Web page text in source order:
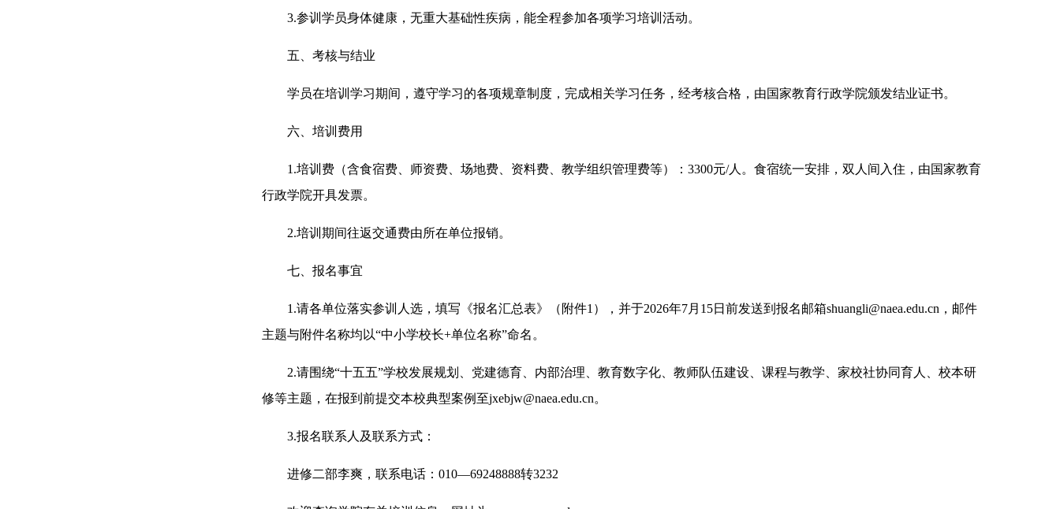
3.参训学员身体健康，无重大基础性疾病，能全程参加各项学习培训活动。
五、考核与结业
学员在培训学习期间，遵守学习的各项规章制度，完成相关学习任务，经考核合格，由国家教育行政学院颁发结业证书。
六、培训费用
1.培训费（含食宿费、师资费、场地费、资料费、教学组织管理费等）：3300元/人。食宿统一安排，双人间入住，由国家教育
行政学院开具发票。
2.培训期间往返交通费由所在单位报销。
七、报名事宜
1.请各单位落实参训人选，填写《报名汇总表》（附件1），并于2026年7月15日前发送到报名邮箱shuangli@naea.edu.cn，邮件
主题与附件名称均以“中小学校长+单位名称”命名。
2.请围绕“十五五”学校发展规划、党建德育、内部治理、教育数字化、教师队伍建设、课程与教学、家校社协同育人、校本研
修等主题，在报到前提交本校典型案例至jxebjw@naea.edu.cn。
3.报名联系人及联系方式：
进修二部李爽，联系电话：010—69248888转3232